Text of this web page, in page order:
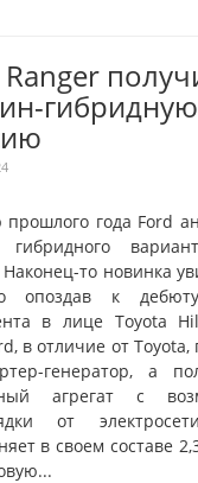
гибридную
года Ford
гибридного
то новинка
опоздав к
в лице Toyota
в отличие от Toyota,
генератор, а
агрегат с
от
в своем составе